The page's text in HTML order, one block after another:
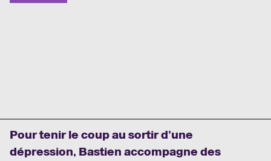
Pour tenir le coup au sortir d’une
dépression, Bastien accompagne des